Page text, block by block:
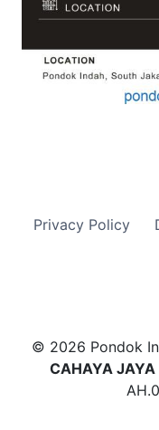
Privacy Policy
© 2026 Pondok
CAHAYA JAYA